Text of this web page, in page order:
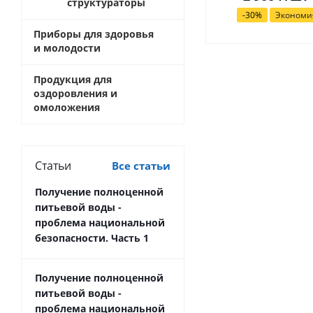
-30%
Приборы для здоровья
и молодости
Продукция для
оздоровления и
омоложения
Статьи Все статьи
Получение полноценной
питьевой воды -
проблема национальной
безопасности. Часть 1
Получение полноценной
питьевой воды -
проблема национальной